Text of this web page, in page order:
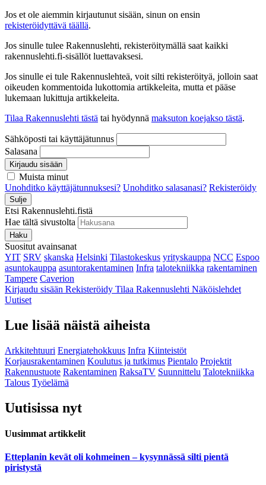
Jos et ole aiemmin kirjautunut sisään, sinun on ensin
rekisteröidyttävä täällä.
Jos sinulle tulee Rakennuslehti, rekisteröitymällä saat kaikki
rakennuslehti.fi-sisällöt luettavaksesi.
Jos sinulle ei tule Rakennuslehteä, voit silti rekisteröityä, jolloin saat
oikeuden kommentoida lukottomia artikkeleita, mutta et pääse
lukemaan lukittuja artikkeleita.
Tilaa Rakennuslehti tästä tai hyödynnä maksuton koejakso tästä.
Sähköposti tai käyttäjätunnus
Salasana
Kirjaudu sisään
Muista minut
Unohditko käyttäjätunnuksesi? Unohditko salasanasi? Rekisteröidy
Sulje
Etsi Rakennuslehti.fistä
Hae tältä sivustolta
Haku
Suositut avainsanat
YIT SRV skanska Helsinki Tilastokeskus yrityskauppa NCC Espoo
asuntokauppa asuntorakentaminen Infra talotekniikka rakentaminen
Tampere Caverion
Kirjaudu sisään Rekisteröidy Tilaa Rakennuslehti Näköislehdet
Uutiset
Lue lisää näistä aiheista
Arkkitehtuuri Energiatehokkuus Infra Kiinteistöt
Korjausrakentaminen Koulutus ja tutkimus Pientalo Projektit
Rakennustuote Rakentaminen RaksaTV Suunnittelu Talotekniikka
Talous Työelämä
Uutisissa nyt
Uusimmat artikkelit
Etteplanin kevät oli kohmeinen – kysynnässä silti pientä
piristystä